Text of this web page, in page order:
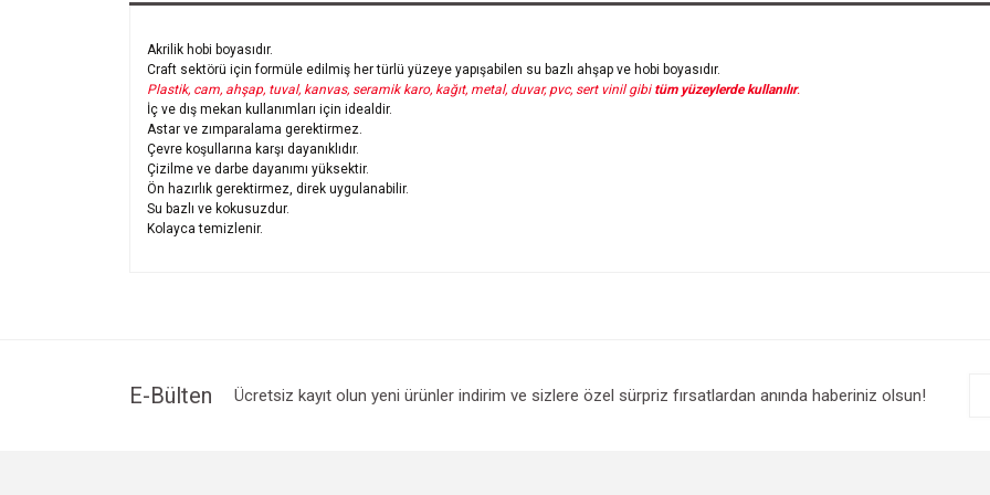
Akrilik hobi boyasıdır.
Craft sektörü için formüle edilmiş her türlü yüzeye yapışabilen su bazlı ahşap ve hobi boyasıdır.
Plastik, cam, ahşap, tuval, kanvas, seramik karo, kağıt, metal, duvar, pvc, sert vinil gibi tüm yüzeylerde kullanılır.
İç ve dış mekan kullanımları için idealdir.
Astar ve zımparalama gerektirmez.
Çevre koşullarına karşı dayanıklıdır.
Çizilme ve darbe dayanımı yüksektir.
Ön hazırlık gerektirmez, direk uygulanabilir.
Su bazlı ve kokusuzdur.
Kolayca temizlenir.
E-Bülten Ücretsiz kayıt olun yeni ürünler indirim ve sizlere özel sürpriz fırsatlardan anında haberiniz olsun!